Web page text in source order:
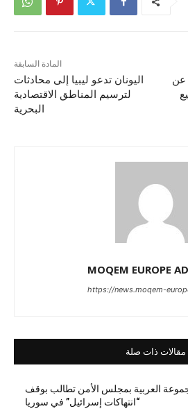
المادة السابقة
اليونان تدعو ليبيا إلى محادثات
لترسيم المناطق الاقتصادية
البحرية
عن
MOQEM EUROPE
https://news.moqem-
مقالات ذات صلة
العربية بمجلس الأمن تطالب بوقف
“انتهاكات إسرائيل” في سوريا